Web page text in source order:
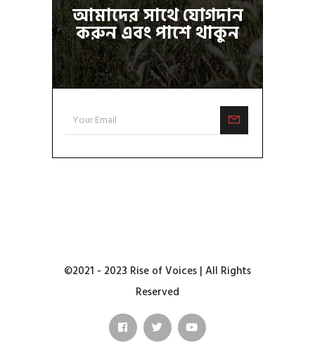
আমাদের সাথে যোগদান
করুন এবং পাশে থাকুন
©2021 - 2023 Rise of Voices | All Rights
Reserved